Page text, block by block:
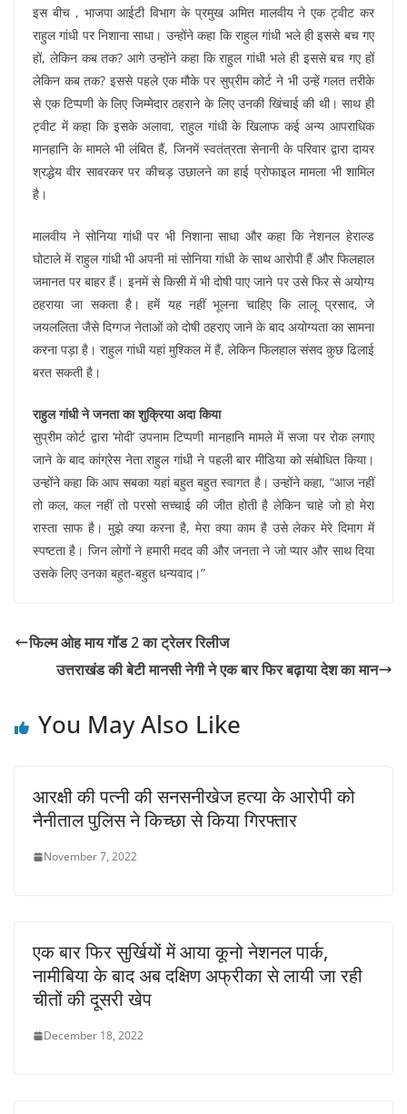
इस बीच , भाजपा आईटी विभाग के प्रमुख अमित मालवीय ने एक ट्वीट कर
राहुल गांधी पर निशाना साधा। उन्होंने कहा कि राहुल गांधी भले ही इससे बच गए
हों, लेकिन कब तक? आगे उन्होंने कहा कि राहुल गांधी भले ही इससे बच गए हों
लेकिन कब तक? इससे पहले एक मौके पर सुप्रीम कोर्ट ने भी उन्हें गलत तरीके
से एक टिप्पणी के लिए जिम्मेदार ठहराने के लिए उनकी खिंचाई की थी। साथ ही
ट्वीट में कहा कि इसके अलावा, राहुल गांधी के खिलाफ कई अन्य आपराधिक
मानहानि के मामले भी लंबित हैं, जिनमें स्वतंत्रता सेनानी के परिवार द्वारा दायर
श्रद्धेय वीर सावरकर पर कीचड़ उछालने का हाई प्रोफाइल मामला भी शामिल
है।
मालवीय ने सोनिया गांधी पर भी निशाना साधा और कहा कि नेशनल हेराल्ड
घोटाले में राहुल गांधी भी अपनी मां सोनिया गांधी के साथ आरोपी हैं और फिलहाल
जमानत पर बाहर हैं। इनमें से किसी में भी दोषी पाए जाने पर उसे फिर से अयोग्य
ठहराया जा सकता है। हमें यह नहीं भूलना चाहिए कि लालू प्रसाद, जे
जयललिता जैसे दिग्गज नेताओं को दोषी ठहराए जाने के बाद अयोग्यता का सामना
करना पड़ा है। राहुल गांधी यहां मुश्किल में हैं, लेकिन फिलहाल संसद कुछ ढिलाई
बरत सकती है।
राहुल गांधी ने जनता का शुक्रिया अदा किया
सुप्रीम कोर्ट द्वारा ‘मोदी’ उपनाम टिप्पणी मानहानि मामले में सजा पर रोक लगाए
जाने के बाद कांग्रेस नेता राहुल गांधी ने पहली बार मीडिया को संबोधित किया।
उन्होंने कहा कि आप सबका यहां बहुत बहुत स्वागत है। उन्होंने कहा, “आज नहीं
तो कल, कल नहीं तो परसो सच्चाई की जीत होती है लेकिन चाहे जो हो मेरा
रास्ता साफ है। मुझे क्या करना है, मेरा क्या काम है उसे लेकर मेरे दिमाग में
स्पष्टता है। जिन लोगों ने हमारी मदद की और जनता ने जो प्यार और साथ दिया
उसके लिए उनका बहुत-बहुत धन्यवाद।”
फिल्म ओह माय गॉड 2 का ट्रेलर रिलीज
उत्तराखंड की बेटी मानसी नेगी ने एक बार फिर बढ़ाया देश का मान
You May Also Like
आरक्षी की पत्नी की सनसनीखेज हत्या के आरोपी को
नैनीताल पुलिस ने किच्छा से किया गिरफ्तार
November 7, 2022
एक बार फिर सुर्खियों में आया कूनो नेशनल पार्क,
नामीबिया के बाद अब दक्षिण अफ्रीका से लायी जा रही
चीतों की दूसरी खेप
December 18, 2022